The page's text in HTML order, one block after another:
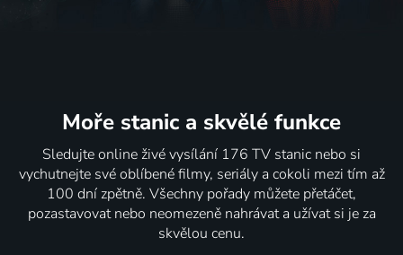
Moře stanic a skvělé funkce
Sledujte online živé vysílání 176 TV stanic nebo si
vychutnejte své oblíbené filmy, seriály a cokoli mezi tím až
100 dní zpětně. Všechny pořady můžete přetáčet,
pozastavovat nebo neomezeně nahrávat a užívat si je za
skvělou cenu.